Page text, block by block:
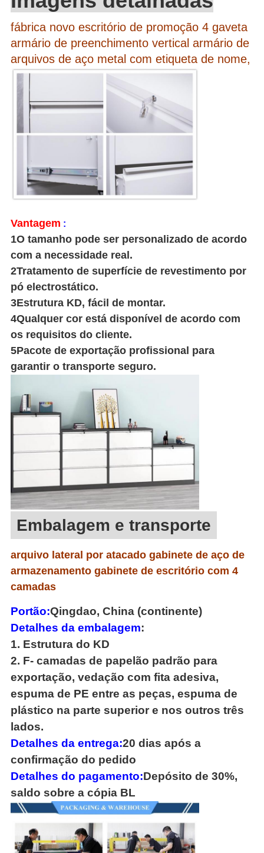
fábrica novo escritório de promoção 4 gaveta
armário de preenchimento vertical armário de
arquivos de aço metal com etiqueta de nome,
Vantagem :
1O tamanho pode ser personalizado de acordo
com a necessidade real.
2Tratamento de superfície de revestimento por
pó electrostático.
3Estrutura KD, fácil de montar.
4Qualquer cor está disponível de acordo com
os requisitos do cliente.
5Pacote de exportação profissional para
garantir o transporte seguro.
Embalagem e transporte
arquivo lateral por atacado gabinete de aço de
armazenamento gabinete de escritório com 4
camadas
Portão:Qingdao, China (continente)
Detalhes da embalagem:
1. Estrutura do KD
2. F- camadas de papelão padrão para
exportação, vedação com fita adesiva,
espuma de PE entre as peças, espuma de
plástico na parte superior e nos outros três
lados.
Detalhes da entrega:20 dias após a
confirmação do pedido
Detalhes do pagamento:Depósito de 30%,
saldo sobre a cópia BL